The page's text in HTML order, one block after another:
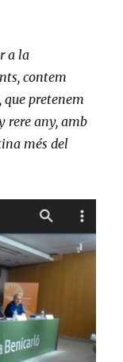
a la
contem
pretenem
rere any, amb
més del